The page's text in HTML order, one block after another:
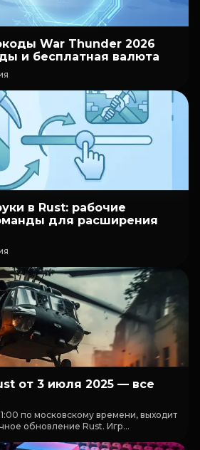
War Thunder 2026
и бесплатная валюта
в Rust: рабочие
для расширения
от 3 июля 2025 — все
по московскому времени, выходит
обновление Rust. Игр...